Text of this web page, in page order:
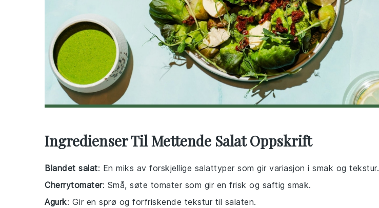
Ingredienser Til Mettende Salat Oppskrift
Blandet salat: En miks av forskjellige salattyper som gir variasjon i smak og tekstur.
Cherrytomater: Små, søte tomater som gir en frisk og saftig smak.
Agurk: Gir en sprø og forfriskende tekstur til salaten.